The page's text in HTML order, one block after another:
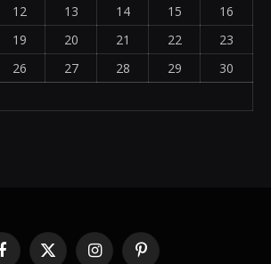
12 13 14 15
16
19 20 21 22
23
26 27 28 29
30
Facebook
X InstagramPinterest